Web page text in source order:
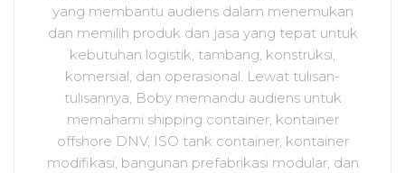
yang membantu audiens dalam menemukan
dan memilih produk dan jasa yang tepat untuk
kebutuhan logistik, tambang, konstruksi,
komersial, dan operasional. Lewat tulisan-
tulisannya, Boby memandu audiens untuk
memahami shipping container, kontainer
offshore DNV, ISO tank container, kontainer
modifikasi, bangunan prefabrikasi modular, dan